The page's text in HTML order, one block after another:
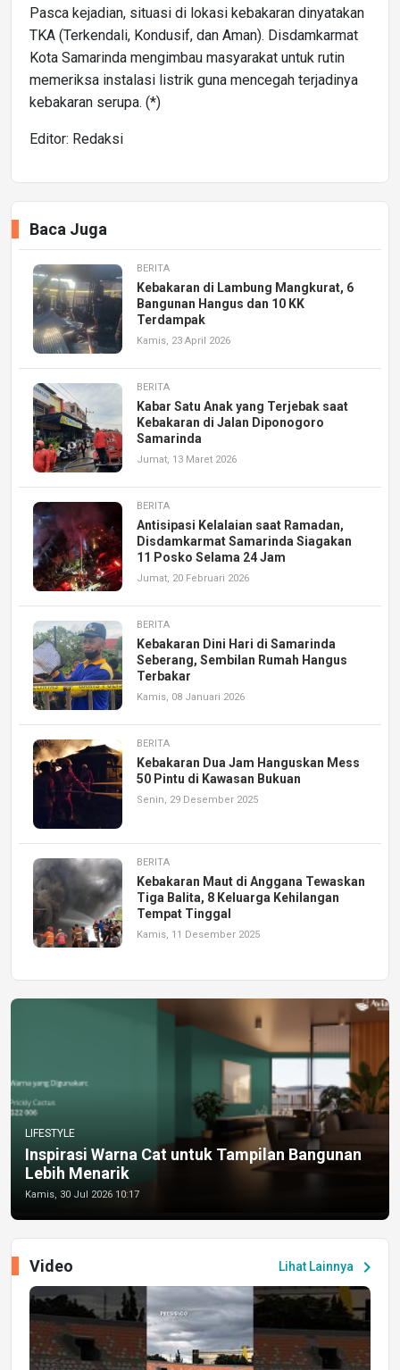
Pasca kejadian, situasi di lokasi kebakaran dinyatakan
TKA (Terkendali, Kondusif, dan Aman). Disdamkarmat
Kota Samarinda mengimbau masyarakat untuk rutin
memeriksa instalasi listrik guna mencegah terjadinya
kebakaran serupa. (*)
Editor: Redaksi
Baca Juga
BERITA
Kebakaran di Lambung Mangkurat, 6
Bangunan Hangus dan 10 KK
Terdampak
Kamis, 23 April 2026
BERITA
Kabar Satu Anak yang Terjebak saat
Kebakaran di Jalan Diponogoro
Samarinda
Jumat, 13 Maret 2026
BERITA
Antisipasi Kelalaian saat Ramadan,
Disdamkarmat Samarinda Siagakan
11 Posko Selama 24 Jam
Jumat, 20 Februari 2026
BERITA
Kebakaran Dini Hari di Samarinda
Seberang, Sembilan Rumah Hangus
Terbakar
Kamis, 08 Januari 2026
BERITA
Kebakaran Dua Jam Hanguskan Mess
50 Pintu di Kawasan Bukuan
Senin, 29 Desember 2025
BERITA
Kebakaran Maut di Anggana Tewaskan
Tiga Balita, 8 Keluarga Kehilangan
Tempat Tinggal
Kamis, 11 Desember 2025
LIFESTYLE
Inspirasi Warna Cat untuk Tampilan Bangunan
Lebih Menarik
Kamis, 30 Jul 2026 10:17
Lihat Lainnya chevron_right
Video